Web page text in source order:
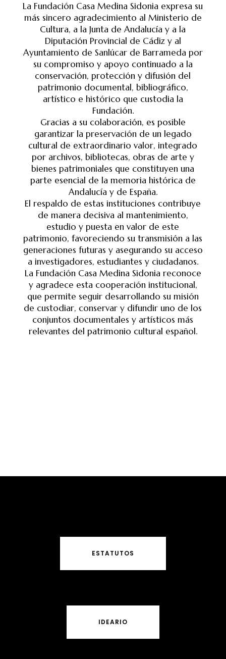
La Fundación Casa Medina Sidonia expresa su
más sincero agradecimiento al Ministerio de
Cultura, a la Junta de Andalucía y a la
Diputación Provincial de Cádiz y al
Ayuntamiento de Sanlúcar de Barrameda por
su compromiso y apoyo continuado a la
conservación, protección y difusión del
patrimonio documental, bibliográfico,
artístico e histórico que custodia la
Fundación.
Gracias a su colaboración, es posible
garantizar la preservación de un legado
cultural de extraordinario valor, integrado
por archivos, bibliotecas, obras de arte y
bienes patrimoniales que constituyen una
parte esencial de la memoria histórica de
Andalucía y de España.
El respaldo de estas instituciones contribuye
de manera decisiva al mantenimiento,
estudio y puesta en valor de este
patrimonio, favoreciendo su transmisión a las
generaciones futuras y asegurando su acceso
a investigadores, estudiantes y ciudadanos.
La Fundación Casa Medina Sidonia reconoce
y agradece esta cooperación institucional,
que permite seguir desarrollando su misión
de custodiar, conservar y difundir uno de los
conjuntos documentales y artísticos más
relevantes del patrimonio cultural español.
ESTATUTOS
IDEARIO